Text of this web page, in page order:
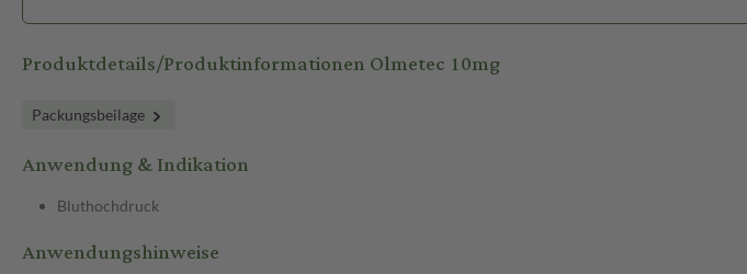
Produktdetails/Produktinformationen Olmetec 10mg
Packungsbeilage
Anwendung & Indikation
Bluthochdruck
Anwendungshinweise